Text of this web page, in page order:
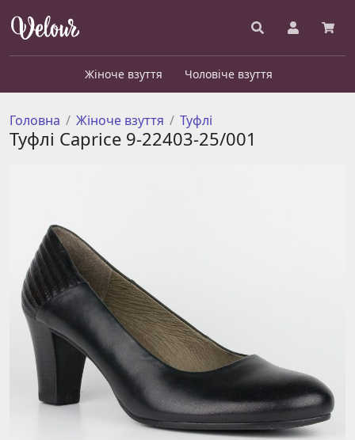
Жіноче взуття Чоловіче взуття
Головна Жіноче взуття Туфлі
Туфлі Caprice 9-22403-25/001